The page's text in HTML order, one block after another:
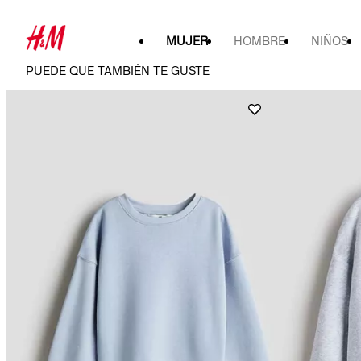
MUJER HOMBRE NIÑOS
PUEDE QUE TAMBIÉN TE GUSTE